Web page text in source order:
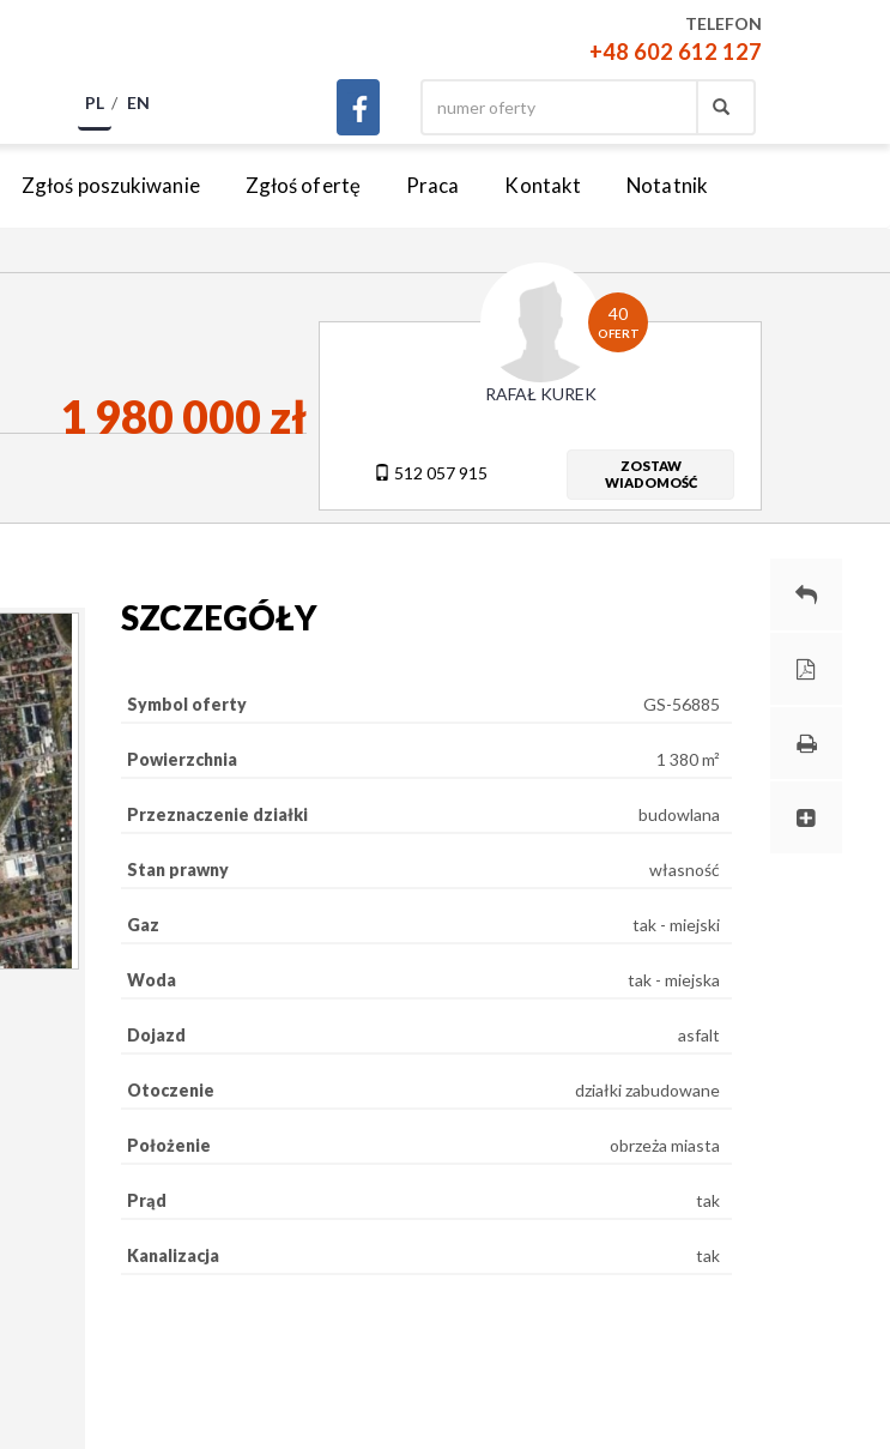
TELEFON
+48 602 612 127
PL EN
Zgłoś poszukiwanie Zgłoś ofertę Praca Kontakt Notatnik
1 980 000 zł
40
OFERT
RAFAŁ KUREK
512 057 915
ZOSTAW
WIADOMOŚĆ
SZCZEGÓŁY
Symbol oferty GS-56885
Powierzchnia 1 380 m²
Przeznaczenie działki budowlana
Stan prawny własność
Gaz tak - miejski
Woda tak - miejska
Dojazd asfalt
Otoczenie działki zabudowane
Położenie obrzeża miasta
Prąd tak
Kanalizacja tak